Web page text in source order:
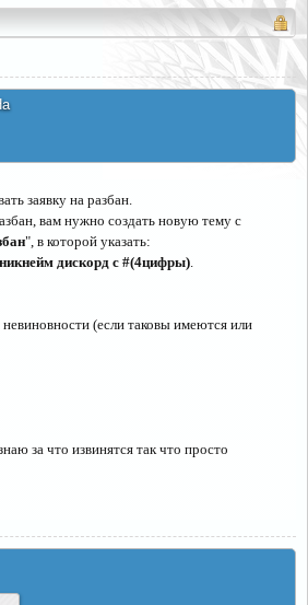
заявку на разбан.
вам нужно создать новую тему с
", в которой указать:
дискорд с #(4цифры).
(если таковы имеются или
за что извинятся так что просто